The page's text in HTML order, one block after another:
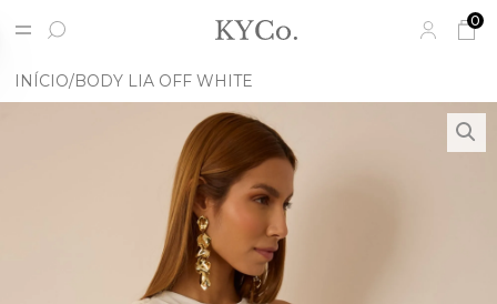
0
INÍCIO BODY LIA OFF WHITE